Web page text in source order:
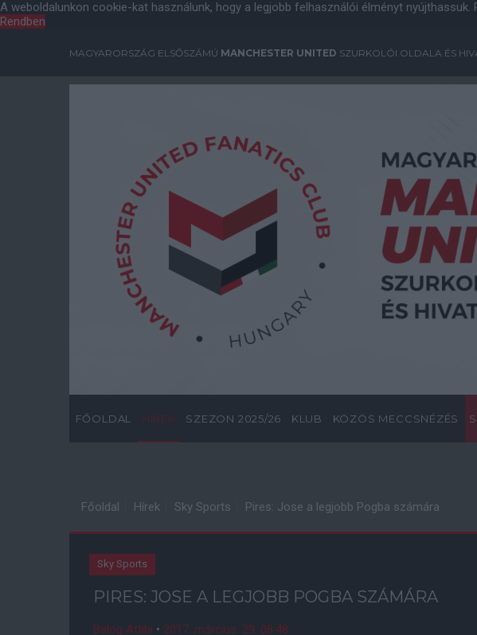
A weboldalunkon cookie-kat használunk, hogy a legjobb felhasználói élményt nyújthassuk.
Rendben
MAGYARORSZÁG ELSŐSZÁMÚ MANCHESTER UNITED SZURKOLÓI OLDALA ÉS
FŐOLDAL HÍREK SZEZON 2025/26 KLUB KÖZÖS MECCSNÉZÉS
Főoldal Hírek Sky Sports Pires: Jose a legjobb Pogba számára
Sky Sports
PIRES: JOSE A LEGJOBB POGBA SZÁMÁRA
Balog Attila • 2017. március. 29. 08:48